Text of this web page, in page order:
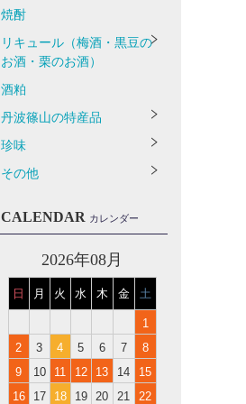
焼酎
リキュール（梅酒・黒豆の
お酒・栗のお酒）
酒粕
丹波篠山の特産品
珍味
その他
CALENDAR カレンダー
2026年08月
日 月 火 水 木 金 土
1
2
3 4 5 6 7
8
9
10 11 12 13 14
15
16
17 18 19 20 21
22